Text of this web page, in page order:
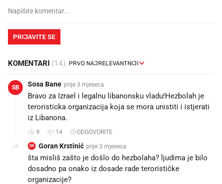
PRIJAVITE SE
KOMENTARI (14)
SB Sosa Bane prije 3 mjeseca
Bravo za Izrael i legalnu libanonsku vladu!Hezbolah je
teroristicka organizacija koja se mora unistiti i istjerati
iz Libanona.
9 14 ODGOVORITE
GK Goran Krstinić prije 3 mjeseca
šta misliš zašto je došlo do hezbolaha? ljudima je bilo
dosadno pa onako iz dosade rade terorističke
organizacije?